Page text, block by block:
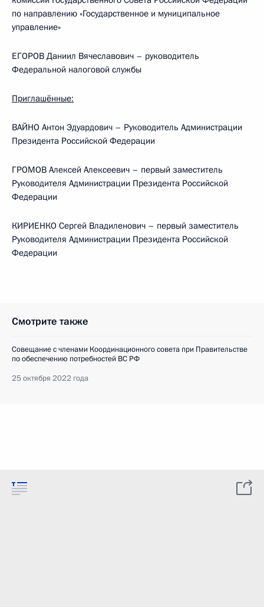
по направлению «Государственное и муниципальное
управление»
ЕГОРОВ Даниил Вячеславович – руководитель
Федеральной налоговой службы
Приглашённые:
ВАЙНО Антон Эдуардович – Руководитель Администрации
Президента Российской Федерации
ГРОМОВ Алексей Алексеевич – первый заместитель
Руководителя Администрации Президента Российской
Федерации
КИРИЕНКО Сергей Владиленович – первый заместитель
Руководителя Администрации Президента Российской
Федерации
Смотрите также
Совещание с членами Координационного совета при Правительстве
по обеспечению потребностей ВС РФ
25 октября 2022 года